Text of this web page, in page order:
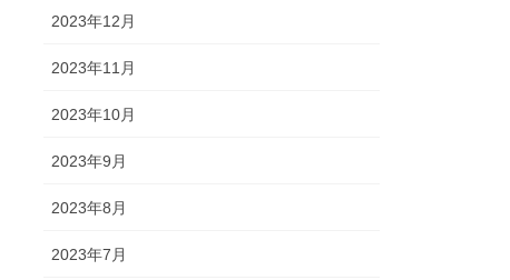
2023年12月
2023年11月
2023年10月
2023年9月
2023年8月
2023年7月